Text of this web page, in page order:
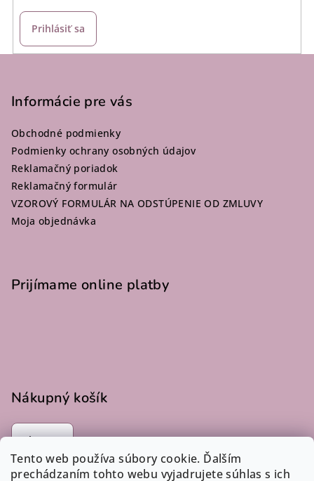
Tento web používa súbory cookie. Ďalším
prechádzaním tohto webu vyjadrujete súhlas s ich
Prihlásiť sa
Informácie pre vás
Obchodné podmienky
Podmienky ochrany osobných údajov
Reklamačný poriadok
Reklamačný formulár
VZOROVÝ FORMULÁR NA ODSTÚPENIE OD ZMLUVY
Moja objednávka
Prijímame online platby
Nákupný košík
0ks /€0